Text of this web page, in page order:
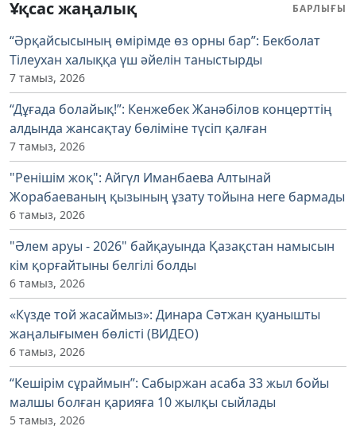
Ұқсас жаңалық БАРЛЫҒЫ
“Әрқайсысының өмірімде өз орны бар”: Бекболат
Тілеухан халыққа үш әйелін таныстырды
7 тамыз, 2026
“Дұғада болайық!”: Кенжебек Жанәбілов концерттің
алдында жансақтау бөліміне түсіп қалған
7 тамыз, 2026
"Ренішім жоқ": Айгүл Иманбаева Алтынай
Жорабаеваның қызының ұзату тойына неге бармады
6 тамыз, 2026
"Әлем аруы - 2026" байқауында Қазақстан намысын
кім қорғайтыны белгілі болды
6 тамыз, 2026
«Күзде той жасаймыз»: Динара Сәтжан қуанышты
жаңалығымен бөлісті (ВИДЕО)
6 тамыз, 2026
“Кешірім сұраймын”: Сабыржан асаба 33 жыл бойы
малшы болған қарияға 10 жылқы сыйлады
5 тамыз, 2026